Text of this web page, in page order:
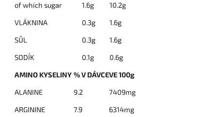
of which sugar
1.6g
10.2g
VLÁKNINA
0.3g
1.6g
SŮL
0.3g
1.6g
SODÍK
0.1g
0.6g
AMINO KYSELINY % V DÁVCEVE 100g
ALANINE
9.2
7409mg
ARGININE
7.9
6314mg